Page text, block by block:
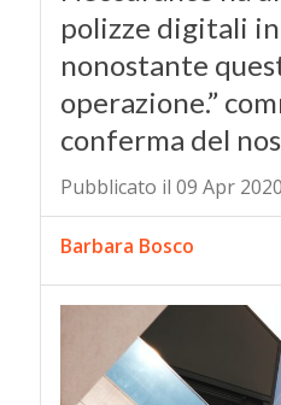
polizze digitali
nonostante
operazione.”
conferma del
Pubblicato il 09 Apr 2020
Barbara Bosco